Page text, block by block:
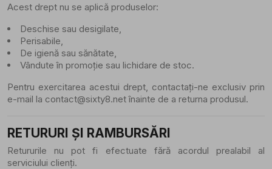
Acest drept nu se aplică produselor:
Deschise sau desigilate,
Perisabile,
De igienă sau sănătate,
Vândute în promoție sau lichidare de stoc.
Pentru exercitarea acestui drept, contactați-ne exclusiv prin
e-mail la contact@sixty8.netînainte de a returna produsul.
RETURURI ȘI RAMBURSĂRI
Retururile nu pot fi efectuate fără acordul prealabil al
serviciului clienți.